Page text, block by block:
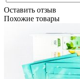
Оставить отзыв
Похожие товары